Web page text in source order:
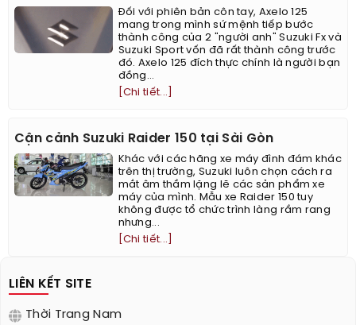
Đối với phiên bản côn tay, Axelo 125
mang trong mình sứ mệnh tiếp bước
thành công của 2 "người anh" Suzuki Fx và
Suzuki Sport vốn đã rất thành công trước
đó. Axelo 125 đích thực chính là người bạn
đồng...
[Chi tiết...]
Cận cảnh Suzuki Raider 150 tại Sài Gòn
Khác với các hãng xe máy đình đám khác
trên thị trường, Suzuki luôn chọn cách ra
mắt âm thầm lặng lẽ các sản phẩm xe
máy của mình. Mẫu xe Raider 150 tuy
không được tổ chức trình làng rầm rang
nhưng...
[Chi tiết...]
LIÊN KẾT SITE
Thời Trang Nam